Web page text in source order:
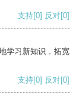
支持[0] 反对[0]
学习新知识，拓宽
支持[0] 反对[0]